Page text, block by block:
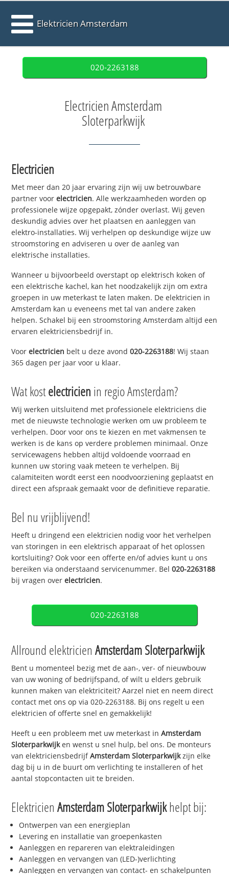
Elektricien Amsterdam
020-2263188
Electricien Amsterdam
Sloterparkwijk
Electricien
Met meer dan 20 jaar ervaring zijn wij uw betrouwbare
partner voorelectricien. Alle werkzaamheden worden op
professionele wijze opgepakt, zónder overlast. Wij geven
deskundig advies over het plaatsen en aanleggen van
elektro-installaties. Wij verhelpen op deskundige wijze uw
stroomstoring en adviseren u over de aanleg van
elektrische installaties.
Wanneer u bijvoorbeeld overstapt op elektrisch koken of
een elektrische kachel, kan het noodzakelijk zijn om extra
groepen in uw meterkast te laten maken. De elektricien in
Amsterdam kan u eveneens met tal van andere zaken
helpen. Schakel bij een stroomstoring Amsterdam altijd een
ervaren elektriciensbedrijf in.
Voorelectricien belt u deze avond020-2263188! Wij staan
365 dagen per jaar voor u klaar.
Wat kostelectricien in regio Amsterdam?
Wij werken uitsluitend met professionele elektriciens die
met de nieuwste technologie werken om uw probleem te
verhelpen. Door voor ons te kiezen en met vakmensen te
werken is de kans op verdere problemen minimaal. Onze
servicewagens hebben altijd voldoende voorraad en
kunnen uw storing vaak meteen te verhelpen. Bij
calamiteiten wordt eerst een noodvoorziening geplaatst en
direct een afspraak gemaakt voor de definitieve reparatie.
Bel nu vrijblijvend!
Heeft u dringend een elektricien nodig voor het verhelpen
van storingen in een elektrisch apparaat of het oplossen
kortsluiting? Ook voor een offerte en/of advies kunt u ons
bereiken via onderstaand servicenummer. Bel020-2263188
bij vragen overelectricien.
020-2263188
Allround elektricienAmsterdam Sloterparkwijk
Bent u momenteel bezig met de aan-, ver- of nieuwbouw
van uw woning of bedrijfspand, of wilt u elders gebruik
kunnen maken van elektriciteit? Aarzel niet en neem direct
contact met ons op via 020-2263188. Bij ons regelt u een
elektricien of offerte snel en gemakkelijk!
Heeft u een probleem met uw meterkast inAmsterdam
Sloterparkwijken wenst u snel hulp, bel ons. De monteurs
van elektriciensbedrijfAmsterdam Sloterparkwijkzijn elke
dag bij u in de buurt om verlichting te installeren of het
aantal stopcontacten uit te breiden.
ElektricienAmsterdam Sloterparkwijkhelpt bij:
Ontwerpen van een energieplan
Levering en installatie van groepenkasten
Aanleggen en repareren van elektraleidingen
Aanleggen en vervangen van (LED-)verlichting
Aanleggen en vervangen van contact- en schakelpunten